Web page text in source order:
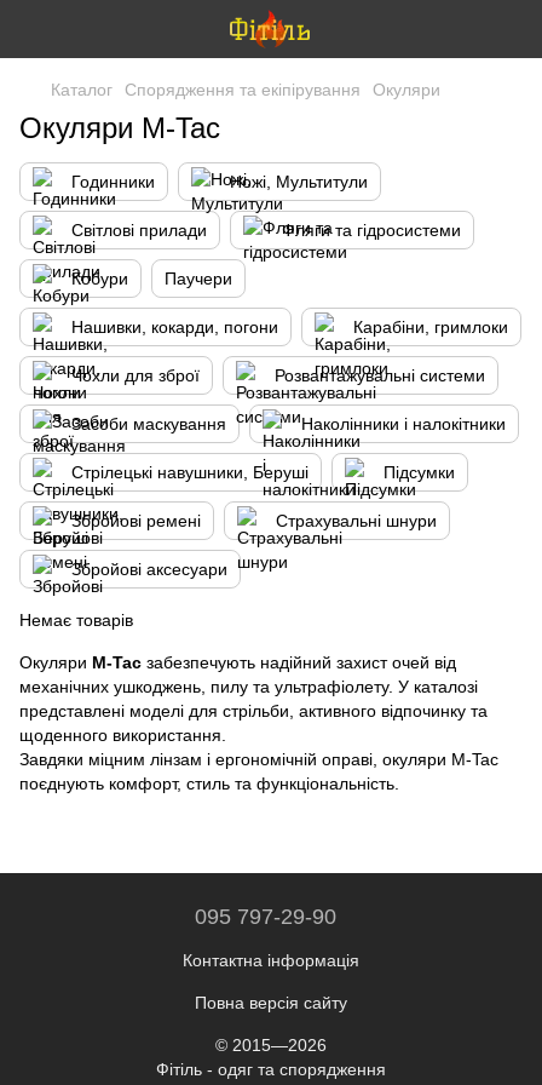
Каталог Спорядження та екіпірування Окуляри
Окуляри M-Tac
Годинники Ножі, Мультитули
Світлові прилади Фляги та гідросистеми
Кобури Паучери
Нашивки, кокарди, погони Карабіни, гримлоки
Чохли для зброї Розвантажувальні системи
Засоби маскування Наколінники і налокітники
Стрілецькі навушники, Беруші Підсумки
Збройові ремені Страхувальні шнури
Збройові аксесуари
Немає товарів
Окуляри M-Tac забезпечують надійний захист очей від
механічних ушкоджень, пилу та ультрафіолету. У каталозі
представлені моделі для стрільби, активного відпочинку та
щоденного використання.
Завдяки міцним лінзам і ергономічній оправі, окуляри M-Tac
поєднують комфорт, стиль та функціональність.
095 797-29-90
Контактна інформація
Повна версія сайту
© 2015—2026
Фітіль - одяг та спорядження